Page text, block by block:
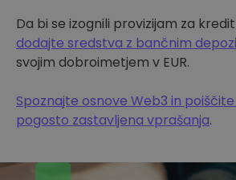
Da bi se izognili provizijam za
dodajte sredstva z bančnim
svojim dobroimetjem v EUR.
Spoznajte osnove Web3 in
pogosto zastavljena vprašanja.